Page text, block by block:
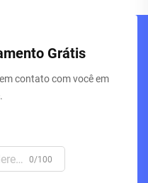
Grátis
contato com você em
0/100